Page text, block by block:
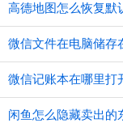
高德地图怎么恢复默
微信记账本在哪里打
闲鱼怎么隐藏卖出的